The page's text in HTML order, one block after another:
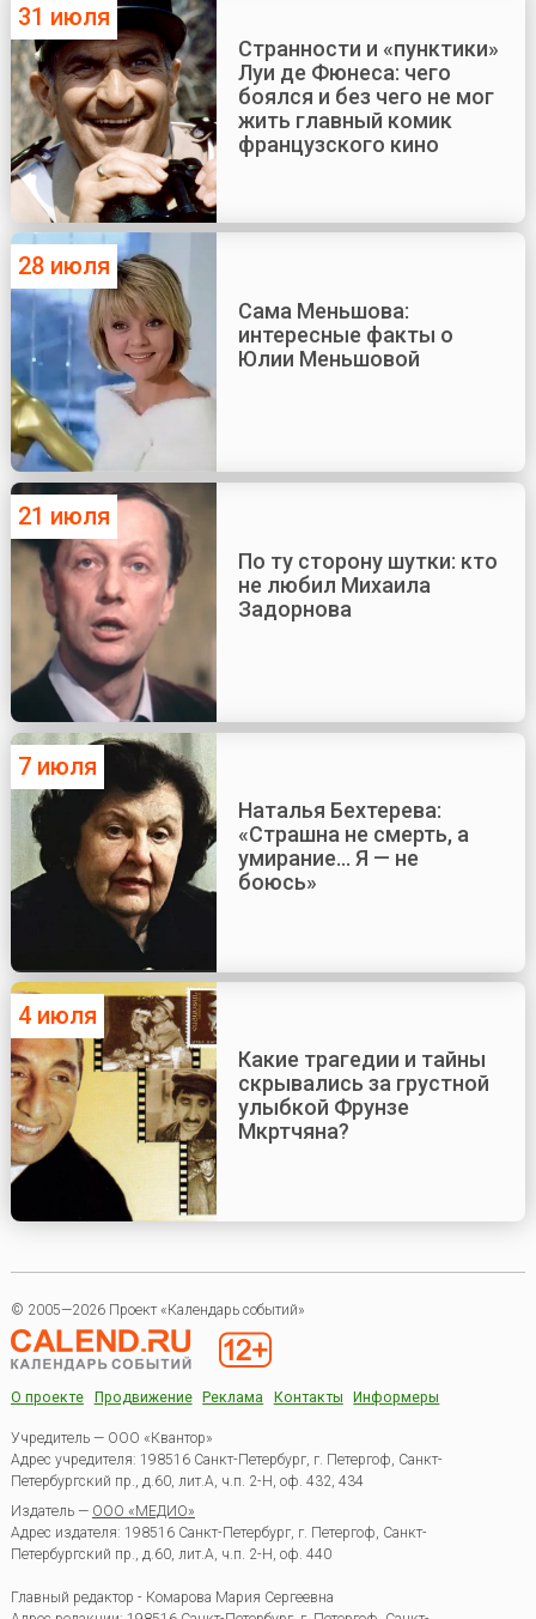
31 июля
Странности и «пунктики»
Луи де Фюнеса: чего
боялся и без чего не мог
жить главный комик
французского кино
28 июля
Сама Меньшова:
интересные факты о
Юлии Меньшовой
21 июля
По ту сторону шутки: кто
не любил Михаила
Задорнова
7 июля
Наталья Бехтерева:
«Страшна не смерть, а
умирание... Я — не
боюсь»
4 июля
Какие трагедии и тайны
скрывались за грустной
улыбкой Фрунзе
Мкртчяна?
© 2005—2026 Проект «Календарь событий»
О проекте Продвижение Реклама Контакты Информеры
Учредитель — ООО «Квантор»
Адрес учредителя: 198516 Санкт-Петербург, г. Петергоф, Санкт-
Петербургский пр., д.60, лит.А, ч.п. 2-Н, оф. 432, 434
Издатель — ООО «МЕДИО»
Адрес издателя: 198516 Санкт-Петербург, г. Петергоф, Санкт-
Петербургский пр., д.60, лит.А, ч.п. 2-Н, оф. 440
Главный редактор - Комарова Мария Сергеевна